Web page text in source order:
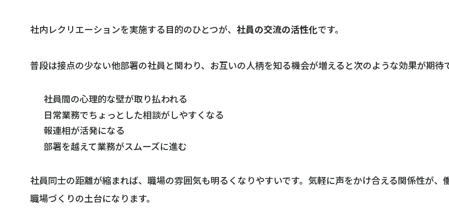
社内レクリエーションを実施する目的のひとつが、 社員の交流の活性化です。
普段は接点の少ない他部署の社員と関わり、お互いの人柄を知る機会が増えると次のような効果が期待
社員間の心理的な壁が取り払われる
日常業務でちょっとした相談がしやすくなる
報連相が活発になる
部署を越えて業務がスムーズに進む
社員同士の距離が縮まれば、職場の雰囲気も明るくなりやすいです。気軽に声をかけ合える関係性が、
職場づくりの土台になります。